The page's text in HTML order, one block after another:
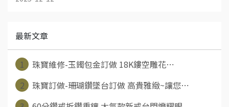
最新文章
1
珠寶維修-玉鐲包金訂做 18K鏤空雕花⋯
2
珠寶訂做-珊瑚鑽墜台訂做 高貴雅緻~讓您⋯